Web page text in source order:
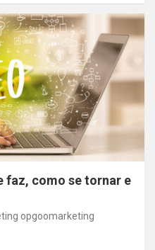
faz, como se tornar e
opgoomarketing